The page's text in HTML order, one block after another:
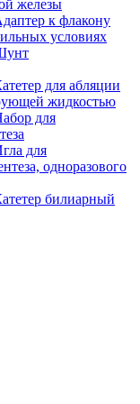
железы
к флакону
условиях
для абляции
жидкостью
для
для
одноразового
билиарный